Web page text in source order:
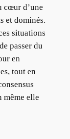
cœur d’une
et dominés.
situations
passer du
en
tout en
même elle